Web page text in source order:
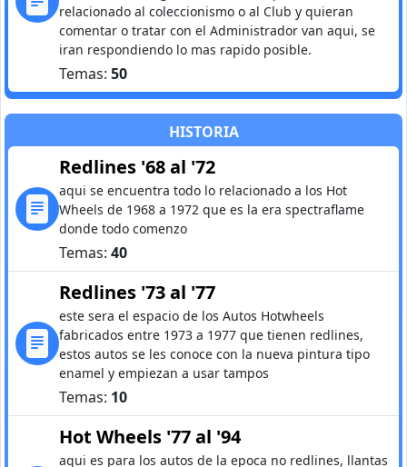
relacionado al coleccionismo o al Club y quieran
comentar o tratar con el Administrador van aqui, se
iran respondiendo lo mas rapido posible.
Temas: 50
HISTORIA
Redlines '68 al '72
aqui se encuentra todo lo relacionado a los Hot
Wheels de 1968 a 1972 que es la era spectraflame
donde todo comenzo
Temas: 40
Redlines '73 al '77
este sera el espacio de los Autos Hotwheels
fabricados entre 1973 a 1977 que tienen redlines,
estos autos se les conoce con la nueva pintura tipo
enamel y empiezan a usar tampos
Temas: 10
Hot Wheels '77 al '94
aqui es para los autos de la epoca no redlines, llantas